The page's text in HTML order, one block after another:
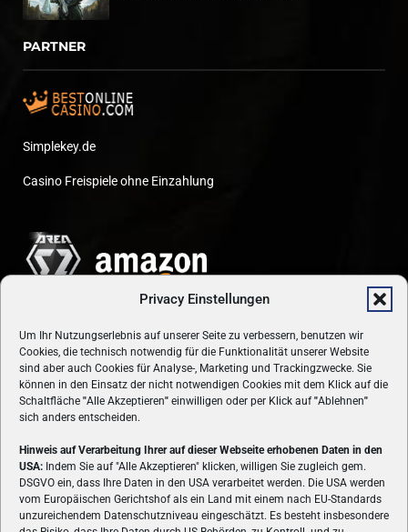
Privacy Einstellungen
Um Ihr Nutzungserlebnis auf unserer Seite zu verbessern, benutzen wir
Cookies, die technisch notwendig für die Funktionalität unserer Website
sind aber auch Cookies für Analyse-, Marketing und Trackingzwecke. Sie
können in den Einsatz der nicht notwendigen Cookies mit dem Klick auf die
Schaltfläche "Alle Akzeptieren" einwilligen oder per Klick auf"Ablehnen"
sich anders entscheiden.
Hinweis auf Verarbeitung Ihrer auf dieser Webseite erhobenen Daten in den
USA: Indem Sie auf "Alle Akzeptieren" klicken, willigen Sie zugleich gem.
DSGVO ein, dass Ihre Daten in den USA verarbeitet werden. Die USA werden
vom Europäischen Gerichtshof als ein Land mit einem nach EU-Standards
unzureichendem Datenschutzniveau eingeschätzt. Es besteht insbesondere
PARTNER
Simplekey.de
Casino Freispiele ohne Einzahlung
ÜBER UNS
VON GAMERN, FÜR GAMER! Gamers.at ist das älteste Online-
Spielemagazin Österreichs und bringt täglich aktuelle News,